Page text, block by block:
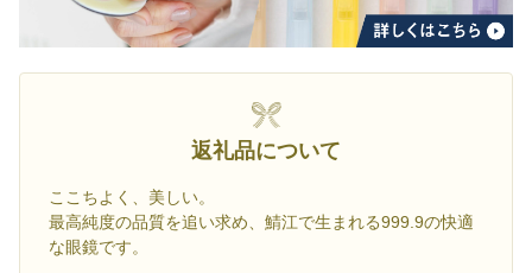
返礼品について
ここちよく、美しい。
最高純度の品質を追い求め、鯖江で生まれる999.9の快適
な眼鏡です。